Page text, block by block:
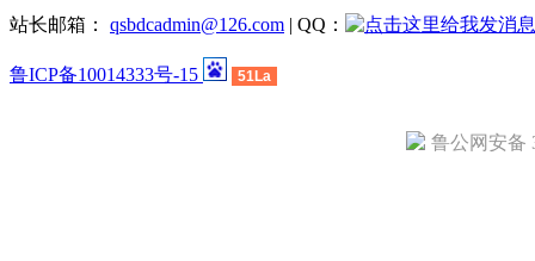
站长邮箱： qsbdcadmin@126.com | QQ：
鲁ICP备10014333号-15 51La
鲁公网安备